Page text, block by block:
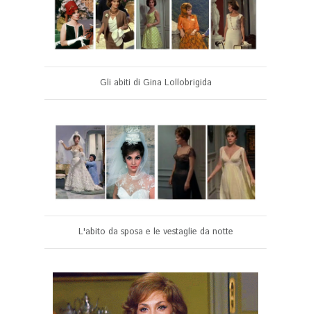
Gli abiti di Gina Lollobrigida
L'abito da sposa e le vestaglie da notte